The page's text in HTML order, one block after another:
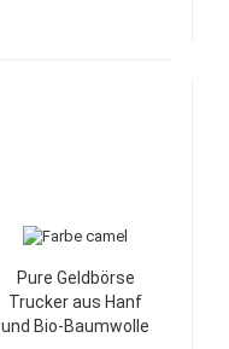
Pure Geldbörse
Trucker aus Hanf
und Bio-Baumwolle